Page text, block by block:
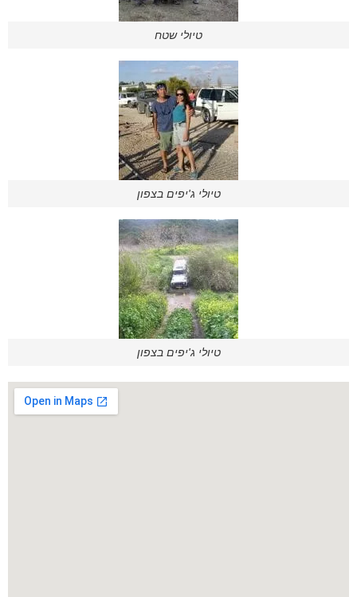
טיולי שטח
טיולי ג'יפים בצפון
טיולי ג'יפים בצפון